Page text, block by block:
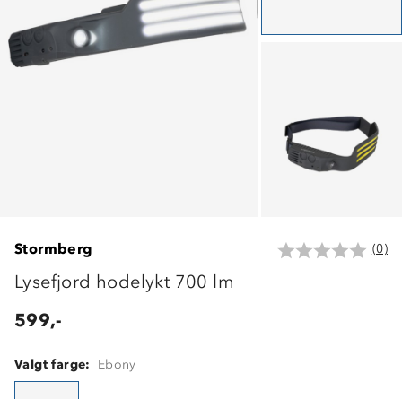
Stormberg (0)
Lysefjord hodelykt 700 lm
599,-
Valgt farge: Ebony